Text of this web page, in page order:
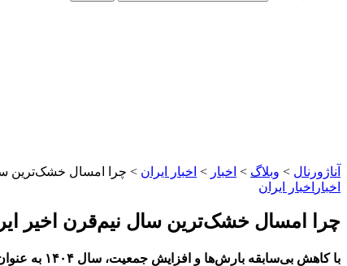
آناژورنال > وبلاگ > اخبار > اخبار ایران > چرا امسال خشک‌ترین
اخبار اخبار ایران
چرا امسال خشک‌ترین سال نیم‌قرن اخیر
با کاهش بی‌سابقه بارش‌ها و افزایش جمعیت، سال ۱۴۰۴ به عنوان خشک‌ترین سال نیم‌قرن اخیر ایران شناخته می‌شود. آمار رسمی افت چشمگیر سرانه آب را تأیید می‌کند.